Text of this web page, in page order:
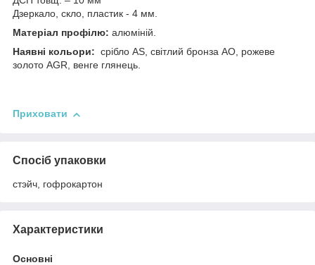
Дзеркало, скло, пластик - 4 мм.
Матеріал профілю: алюміній.
Наявні кольори: срібло AS, світлий бронза AO, рожеве
золото AGR, венге глянець.
Приховати
Спосіб упаковки
стэйч, гофрокартон
Характеристики
Основні